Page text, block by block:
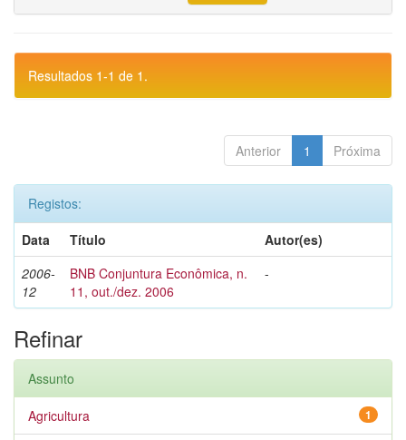
Resultados 1-1 de 1.
Anterior 1 Próxima
Registos:
Data
Título
Autor(es)
2006-
12
BNB Conjuntura Econômica, n.
11, out./dez. 2006
-
Refinar
Assunto
1
Agricultura